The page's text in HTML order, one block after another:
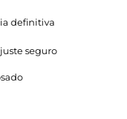
definitiva
seguro